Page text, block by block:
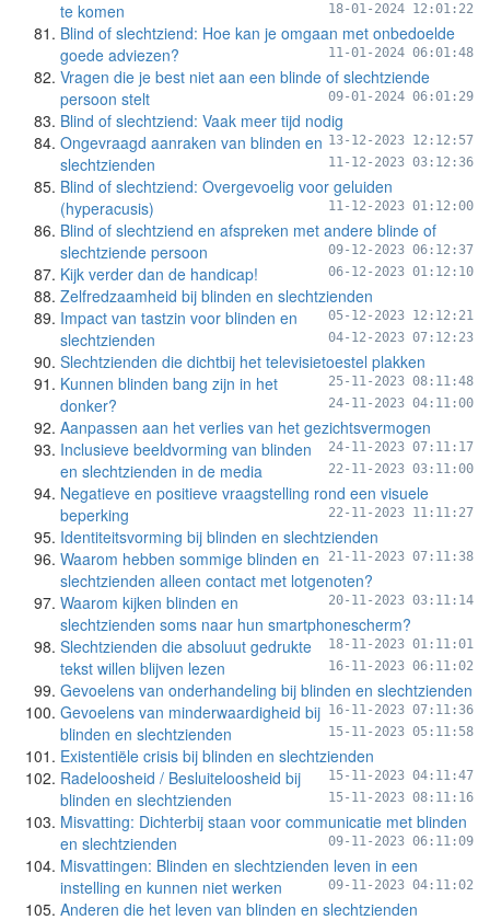
te komen
18-01-2024 12:01:22
Blind of slechtziend: Hoe kan je omgaan met onbedoelde
goede adviezen?
11-01-2024 06:01:48
Vragen die je best niet aan een blinde of slechtziende
persoon stelt
09-01-2024 06:01:29
Blind of slechtziend: Vaak meer tijd nodig
13-12-2023 12:12:57
Ongevraagd aanraken van blinden en
slechtzienden
11-12-2023 03:12:36
Blind of slechtziend: Overgevoelig voor geluiden
(hyperacusis)
11-12-2023 01:12:00
Blind of slechtziend en afspreken met andere blinde of
slechtziende persoon
09-12-2023 06:12:37
Kijk verder dan de handicap! 06-12-2023 01:12:10
Zelfredzaamheid bij blinden en slechtzienden
05-12-2023 12:12:21
Impact van tastzin voor blinden en
slechtzienden
04-12-2023 07:12:23
Slechtzienden die dichtbij het televisietoestel plakken
25-11-2023 08:11:48
Kunnen blinden bang zijn in het
donker?
24-11-2023 04:11:00
Aanpassen aan het verlies van het gezichtsvermogen
24-11-2023 07:11:17
Inclusieve beeldvorming van blinden
en slechtzienden in de media
22-11-2023 03:11:00
Negatieve en positieve vraagstelling rond een visuele
beperking
22-11-2023 11:11:27
Identiteitsvorming bij blinden en slechtzienden
21-11-2023 07:11:38
Waarom hebben sommige blinden en
slechtzienden alleen contact met lotgenoten?
20-11-2023 03:11:14
Waarom kijken blinden en
slechtzienden soms naar hun smartphonescherm?
18-11-2023 01:11:01
Slechtzienden die absoluut gedrukte
tekst willen blijven lezen
16-11-2023 06:11:02
Gevoelens van onderhandeling bij blinden en slechtzienden
16-11-2023 07:11:36
Gevoelens van minderwaardigheid bij
blinden en slechtzienden
15-11-2023 05:11:58
Existentiële crisis bij blinden en slechtzienden
15-11-2023 04:11:47
Radeloosheid / Besluiteloosheid bij
blinden en slechtzienden
15-11-2023 08:11:16
Misvatting: Dichterbij staan voor communicatie met blinden
en slechtzienden
09-11-2023 06:11:09
Misvattingen: Blinden en slechtzienden leven in een
instelling en kunnen niet werken
09-11-2023 04:11:02
Anderen die het leven van blinden en slechtzienden